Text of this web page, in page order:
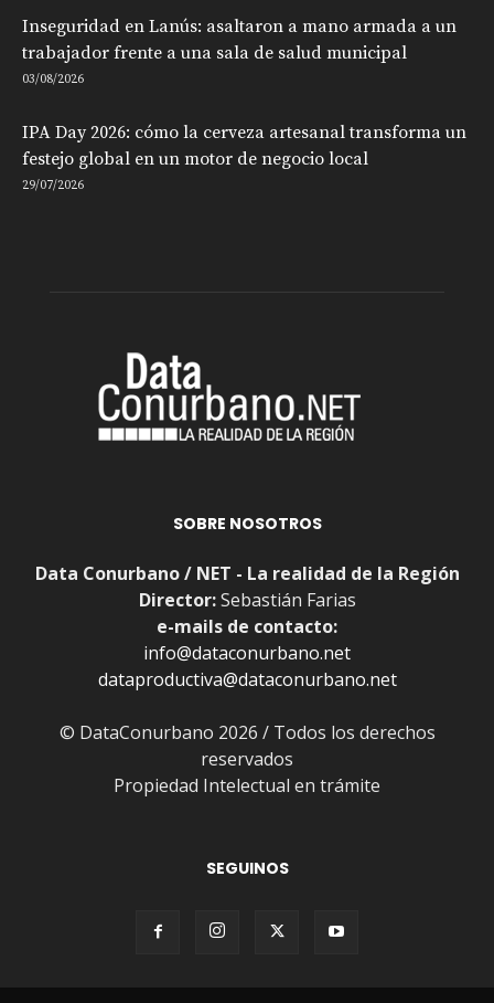
Inseguridad en Lanús: asaltaron a mano armada a un
trabajador frente a una sala de salud municipal
03/08/2026
IPA Day 2026: cómo la cerveza artesanal transforma un
festejo global en un motor de negocio local
29/07/2026
SOBRE NOSOTROS
Data Conurbano / NET - La realidad de la Región
Director:Sebastián Farias
e-mails de contacto:
info@dataconurbano.net
dataproductiva@dataconurbano.net
© DataConurbano 2026 / Todos los derechos
reservados
Propiedad Intelectual en trámite
SEGUINOS